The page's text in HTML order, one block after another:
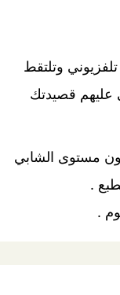
وتلتقط
عليهم قصيدتك
مستوى الشابي
.
.